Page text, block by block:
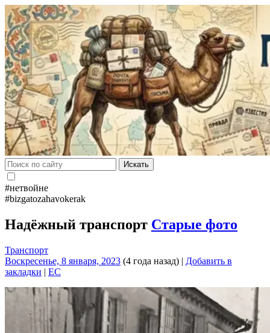
Искать
#нетвойне
#bizgatozahavokerak
Надёжный транспорт Старые фото
Транспорт
Воскресенье, 8 января, 2023 (4 года назад) | Добавить в
закладки | EC